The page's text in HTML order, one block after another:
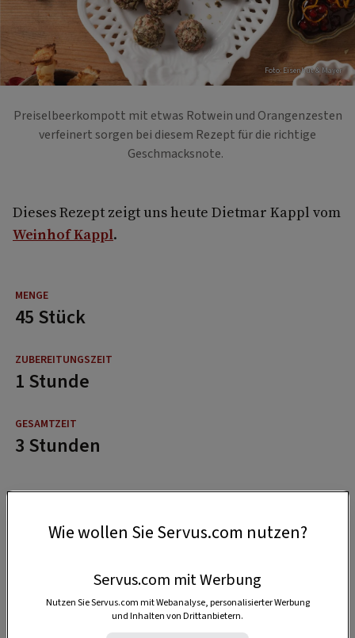
Foto: Eisenhut & Mayer
Preiselbeerkompott mit etwas Rotwein und Orangenzesten
verfeinert sorgen bei diesem Rezept für die richtige
Geschmacksnote.
Dieses Rezept zeigt uns heute Dietmar Kappl vom
Weinhof Kappl.
45 Stück
1 Stunde
3 Stunden
Wie wollen Sie Servus.com nutzen?
Servus.com mit Werbung
Nutzen Sie Servus.com mit Webanalyse, personalisierter Werbung
und Inhalten von Drittanbietern.